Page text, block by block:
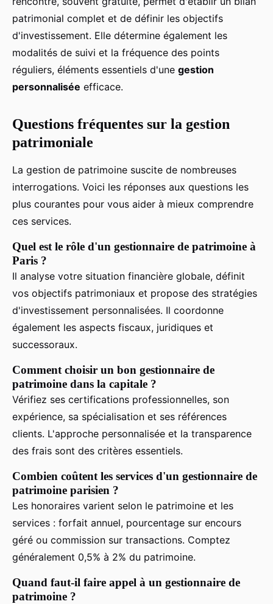
patrimonial complet et de définir les objectifs
d'investissement. Elle détermine également les
modalités de suivi et la fréquence des points
réguliers, éléments essentiels d'une gestion
personnalisée efficace.
Questions fréquentes sur la gestion
patrimoniale
La gestion de patrimoine suscite de nombreuses
interrogations. Voici les réponses aux questions les
plus courantes pour vous aider à mieux comprendre
ces services.
Quel est le rôle d'un gestionnaire de patrimoine à
Paris ?
Il analyse votre situation financière globale, définit
vos objectifs patrimoniaux et propose des stratégies
d'investissement personnalisées. Il coordonne
également les aspects fiscaux, juridiques et
successoraux.
Comment choisir un bon gestionnaire de
patrimoine dans la capitale ?
Vérifiez ses certifications professionnelles, son
expérience, sa spécialisation et ses références
clients. L'approche personnalisée et la transparence
des frais sont des critères essentiels.
Combien coûtent les services d'un gestionnaire de
patrimoine parisien ?
Les honoraires varient selon le patrimoine et les
services : forfait annuel, pourcentage sur encours
géré ou commission sur transactions. Comptez
généralement 0,5% à 2% du patrimoine.
Quand faut-il faire appel à un gestionnaire de
patrimoine ?